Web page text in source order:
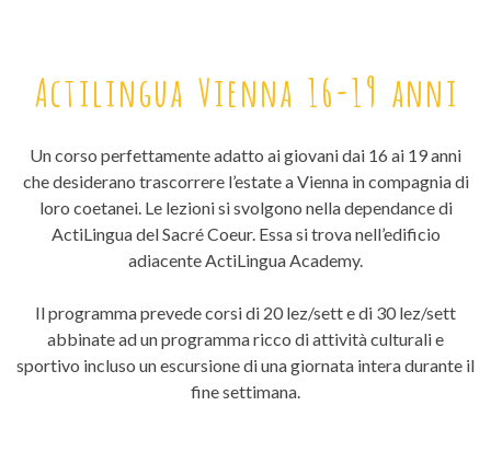
Actilingua Vienna 16-19 anni
Un corso perfettamente adatto ai giovani dai 16 ai 19 anni
che desiderano trascorrere l’estate a Vienna in compagnia di
loro coetanei. Le lezioni si svolgono nella dependance di
ActiLingua del Sacré Coeur. Essa si trova nell’edificio
adiacente ActiLingua Academy.
Il programma prevede corsi di 20 lez/sett e di 30 lez/sett
abbinate ad un programma ricco di attività culturali e
sportivo incluso un escursione di una giornata intera durante il
fine settimana.